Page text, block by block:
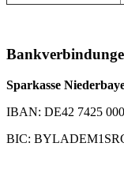
Sparkasse
IBAN: DE42 7425
BIC: